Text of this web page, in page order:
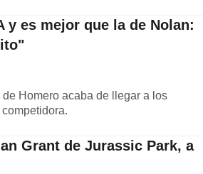
y es mejor que la de Nolan:
Homero acaba de llegar a los
Grant de Jurassic Park, a